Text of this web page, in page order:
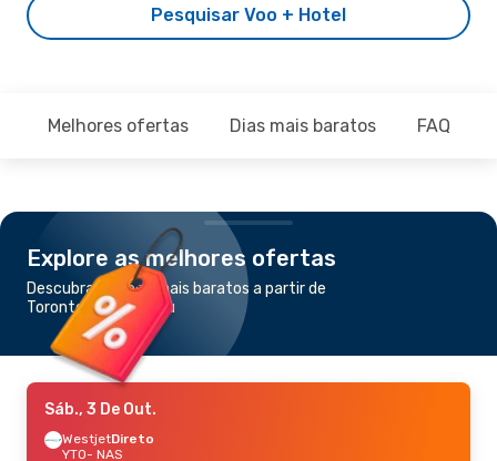
Pesquisar Voo + Hotel
Melhores ofertas Dias mais baratos FAQ
Explore as melhores ofertas
Descubra os voos mais baratos a partir de
Toronto para Nassau
Sáb., 3 De Out.
WestjetDireto
YTO- NAS